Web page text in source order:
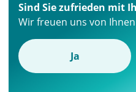
Sind Sie zufrieden mit
Wir freuen uns von
Ja